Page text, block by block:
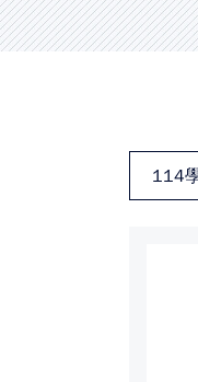
裁判
最新消息